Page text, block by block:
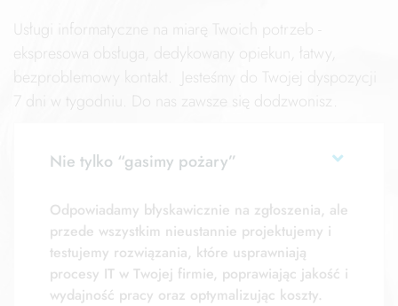
Usługi informatyczne na miarę Twoich potrzeb -
ekspresowa obsługa, dedykowany opiekun, łatwy,
bezproblemowy kontakt.
Jesteśmy do Twojej dyspozycji
7 dni w tygodniu. Do nas zawsze się dodzwonisz.
Nie tylko “gasimy pożary”
Odpowiadamy błyskawicznie na zgłoszenia, ale
przede wszystkim nieustannie projektujemy i
testujemy rozwiązania, które usprawniają
procesy IT w Twojej firmie, poprawiając jakość i
wydajność pracy oraz optymalizując koszty.